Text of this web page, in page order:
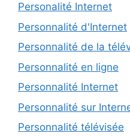
Personalité Internet
Personnalité d'Internet
Personnalité de la
Personnalité en ligne
Personnalité Internet
Personnalité sur
Personnalité télévisée